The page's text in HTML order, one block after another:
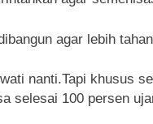
agar lebih
nanti.Tapi
selesai 100 persen